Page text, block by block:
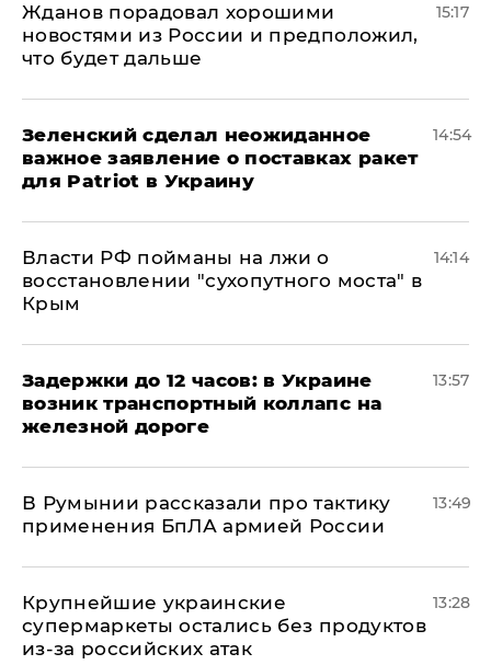
Жданов порадовал хорошими
новостями из России и предположил,
что будет дальше
15:17
Зеленский сделал неожиданное
важное заявление о поставках ракет
для Patriot в Украину
14:54
Власти РФ пойманы на лжи о
восстановлении "сухопутного моста" в
Крым
14:14
Задержки до 12 часов: в Украине
возник транспортный коллапс на
железной дороге
13:57
В Румынии рассказали про тактику
применения БпЛА армией России
13:49
Крупнейшие украинские
супермаркеты остались без продуктов
из-за российских атак
13:28